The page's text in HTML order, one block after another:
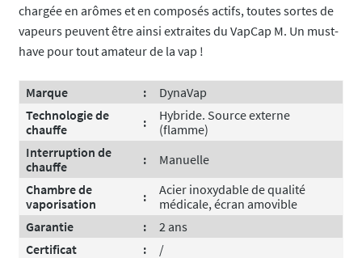
chargée en arômes et en composés actifs, toutes sortes de
vapeurs peuvent être ainsi extraites du VapCap M. Un must-
have pour tout amateur de la vap !
Marque :
DynaVap
Technologie de
chauffe
:
Hybride. Source externe
(flamme)
Interruption de
chauffe
:
Manuelle
Chambre de
vaporisation
:
Acier inoxydable de qualité
médicale, écran amovible
Garantie
:
2 ans
Certificat
:
/